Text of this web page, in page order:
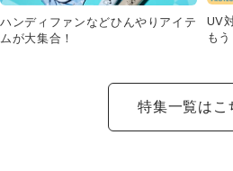
ハンディファンなどひんやりアイテ
ムが大集合！
UV
もう
特集一覧はこ